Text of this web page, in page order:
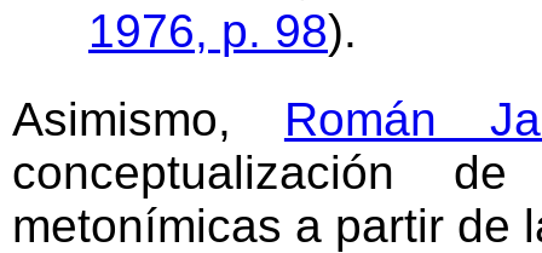
1976, p. 98).
Asimismo, Román
conceptualización
metonímicas a partir de